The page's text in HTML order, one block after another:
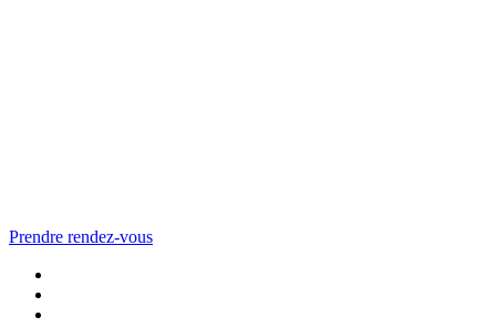
Prendre rendez-vous